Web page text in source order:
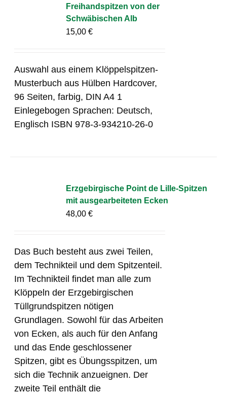
Freihandspitzen von der
Schwäbischen Alb
15,00€
Auswahl aus einem Klöppelspitzen-
Musterbuch aus Hülben Hardcover,
96 Seiten, farbig, DIN A4 1
Einlegebogen Sprachen: Deutsch,
Englisch ISBN 978-3-934210-26-0
Erzgebirgische Point de Lille-Spitzen
mit ausgearbeiteten Ecken
48,00€
Das Buch besteht aus zwei Teilen,
dem Technikteil und dem Spitzenteil.
Im Technikteil findet man alle zum
Klöppeln der Erzgebirgischen
Tüllgrundspitzen nötigen
Grundlagen. Sowohl für das Arbeiten
von Ecken, als auch für den Anfang
und das Ende geschlossener
Spitzen, gibt es Übungsspitzen, um
sich die Technik anzueignen. Der
zweite Teil enthält die